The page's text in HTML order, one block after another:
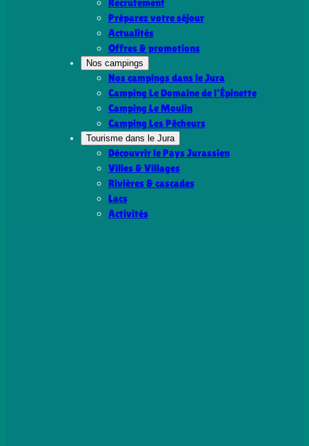
Recrutement
Préparez votre séjour
Actualités
Offres & promotions
Nos campings
Nos campings dans le Jura
Camping Le Domaine de l’Épinette
Camping Le Moulin
Camping Les Pêcheurs
Tourisme dans le Jura
Découvrir le Pays Jurassien
Villes & Villages
Rivières & cascades
Lacs
Activités